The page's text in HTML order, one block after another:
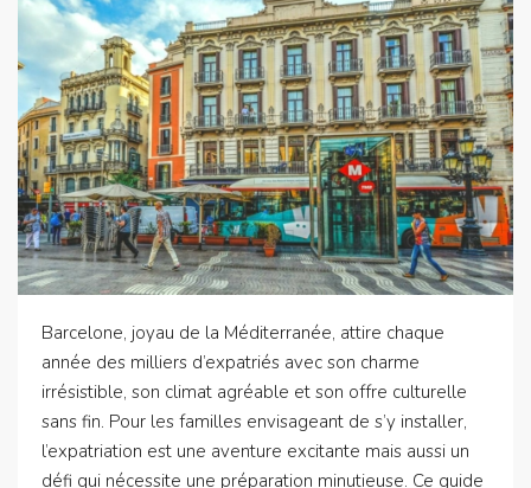
Barcelone, joyau de la Méditerranée, attire chaque
année des milliers d’expatriés avec son charme
irrésistible, son climat agréable et son offre culturelle
sans fin. Pour les familles envisageant de s’y installer,
l’expatriation est une aventure excitante mais aussi un
défi qui nécessite une préparation minutieuse. Ce guide